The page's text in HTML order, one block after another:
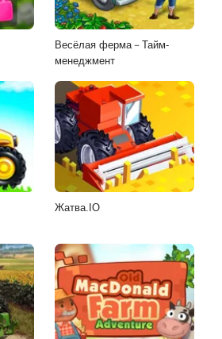
Весёлая ферма－Тайм-
менеджмент
Жатва.IO